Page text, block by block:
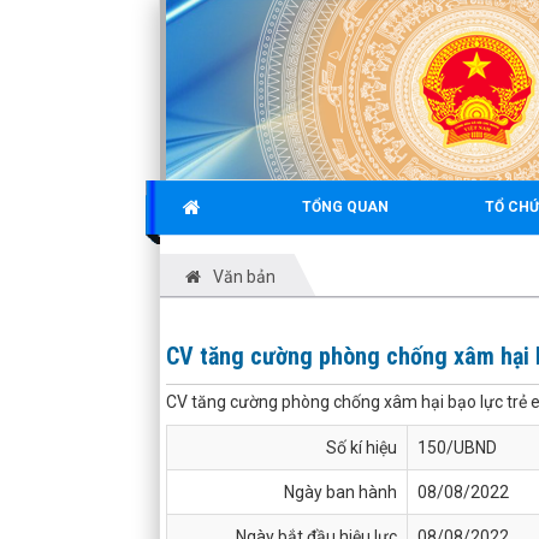
TỔNG QUAN TỔ
Văn bản
CV tăng cường phòng chống xâm
CV tăng cường phòng chống xâm hại bạo lực trẻ
Số kí hiệu 150/UBND
Ngày ban hành 08/08/2022